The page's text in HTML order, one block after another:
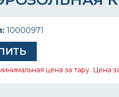
10000971
цена за тару. Цена